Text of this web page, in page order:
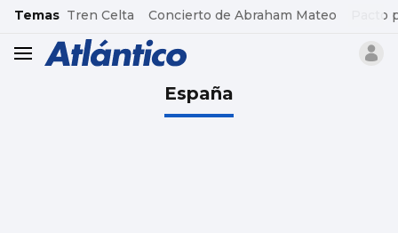
common.go-to-content
Temas Tren Celta Concierto de Abraham Mateo Pacto
header.menu.open
España